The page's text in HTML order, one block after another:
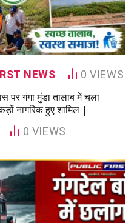
NEWS 0VIEWS
पर गंगा मुंडा तालाब में चला
नागरिक हुए शामिल |
0 VIEWS